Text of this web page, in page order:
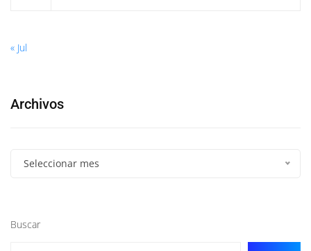
« Jul
Archivos
Seleccionar mes
Buscar